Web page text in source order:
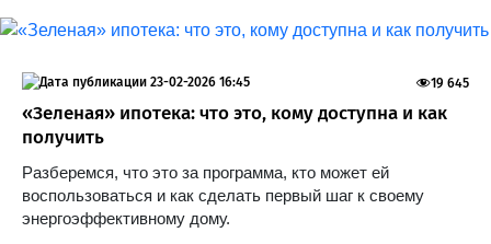
«Зеленая» ипотека: что это, кому доступна и как
получить
Разберемся, что это за программа, кто может ей
воспользоваться и как сделать первый шаг к своему
энергоэффективному дому.
19 645
23-02-2026 16:45